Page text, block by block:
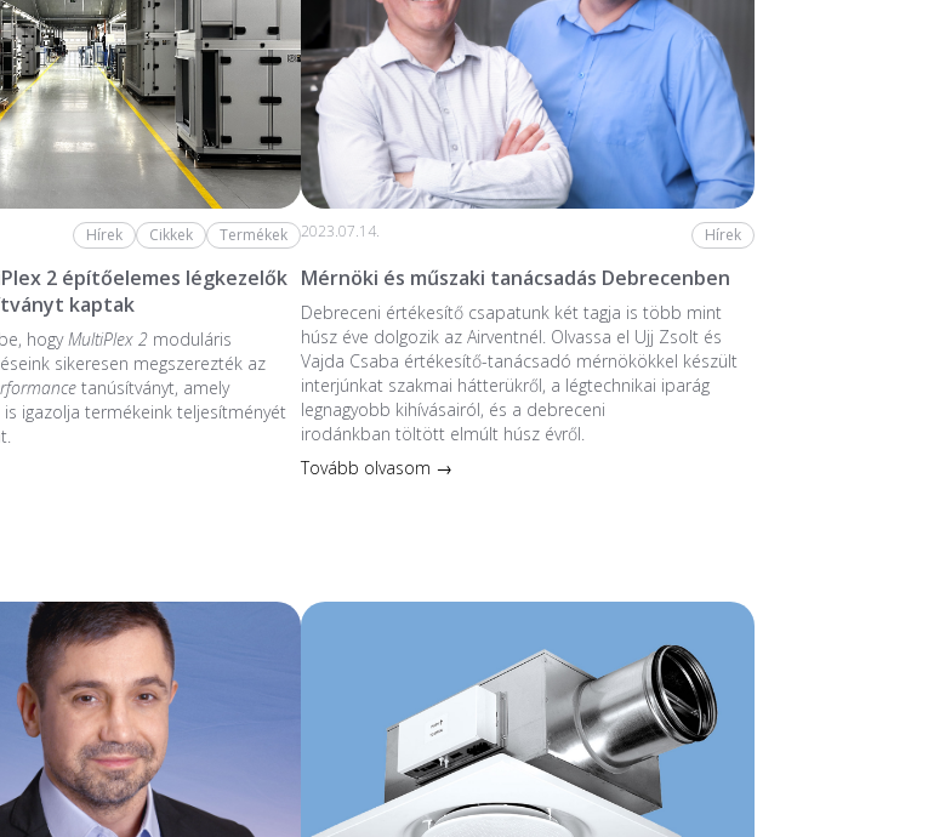
Hírek Cikkek Termékek
2 építőelemes légkezelők
kaptak
hogyMultiPlex 2moduláris
sikeresen megszerezték az
tanúsítványt, amely
igazolja termékeink teljesítményét
2023.07.14. Hírek
Mérnöki és műszaki tanácsadás Debrecenben
Debreceni értékesítő csapatunk két tagja is több mint
húsz éve dolgozik az Airventnél. Olvassa el Ujj Zsolt és
Vajda Csaba értékesítő-tanácsadó mérnökökkel készült
interjúnkat szakmai hátterükről, a légtechnikai iparág
legnagyobb kihívásairól, és a debreceni
irodánkban töltött elmúlt húsz évről.
Tovább olvasom →